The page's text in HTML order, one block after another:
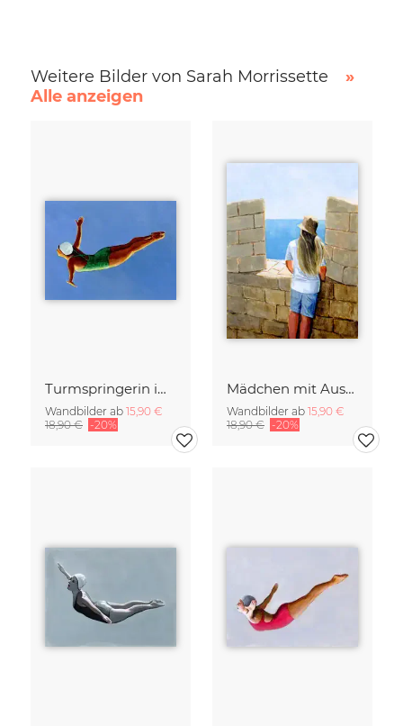
Weitere Bilder von Sarah Morrissette
»
Alle anzeigen
Turmspringerin im Grünem Badeanzug
Wandbilder ab 15,90 €
18,90 € -20%
Mädchen mit Ausblick
Wandbilder ab 15,90 €
18,90 € -20%